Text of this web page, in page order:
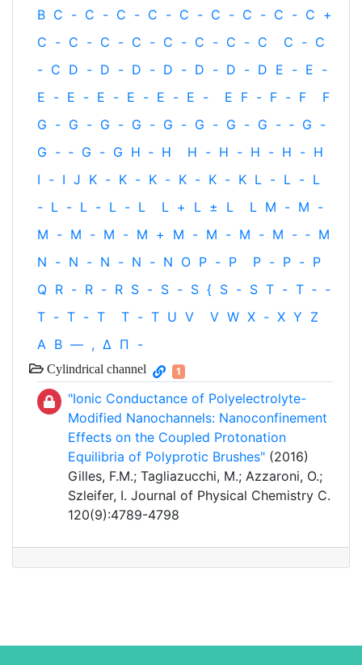
B C - C - C - C - C - C - C - C - C +
C - C - C - C - C - C - C - C C - C
- C D - D - D - D - D - D - D E - E -
E - E - E - E - E - E - E F - F - F
F
G - G - G - G - G - G - G - G - ‐ G -
G - ‐ G - G H ‐ H H - H - H - H - H
I - I J K - K - K - K - K - K L - L - L
- L - L - L - L L + L ± L L M - M -
M - M - M - M + M - M - M - M - ‐ M
N - N - N - N - N O P - P P - P - P
Q R - R - R S - S - S { S - S T - T ‐ -
T - T - T T - T U V V W X - X Y Z
Α Β — , Δ Π -
Cylindrical channel 1
"Ionic Conductance of Polyelectrolyte-
Modified Nanochannels: Nanoconfinement
Effects on the Coupled Protonation
Equilibria of Polyprotic Brushes" (2016)
Gilles, F.M.; Tagliazucchi, M.; Azzaroni, O.;
Szleifer, I. Journal of Physical Chemistry C.
120(9):4789-4798